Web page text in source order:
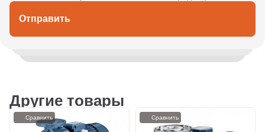
Отправить
Другие товары
Сравнить Сравнить